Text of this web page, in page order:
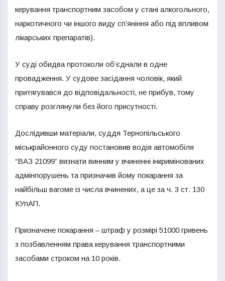
керування транспортним засобом у стані алкогольного,
наркотичного чи іншого виду сп’яніння або під впливом
лікарських препаратів).
У суді обидва протоколи об’єднали в одне
провадження. У судове засідання чоловік, який
притягувався до відповідальності, не прибув, тому
справу розглянули без його присутності.
Дослідивши матеріали, суддя Тернопільського
міськрайонного суду постановив водія автомобіля
“ВАЗ 21099” визнати винним у вчиненні інкримінованих
адмінпорушень та призначив йому покарання за
найбільш вагоме із числа вчинених, а це за ч. 3 ст. 130
КУпАП.
Призначене покарання – штраф у розмірі 51000 гривень
з позбавленням права керування транспортними
засобами строком на 10 років.